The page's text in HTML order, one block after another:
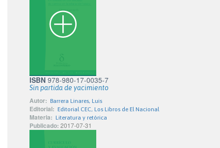
ISBN 978-980-17-0035-7
Sin partida de yacimiento
Autor: Barrera Linares, Luis
Editorial: Editorial CEC, Los Libros de El Nacional
Materia: Literatura y retórica
Publicado: 2017-07-31